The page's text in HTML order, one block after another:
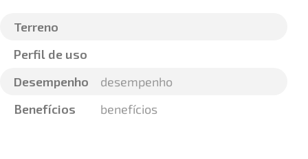
Terreno
Perfil de uso
Desempenho
desempenho
Benefícios
benefícios